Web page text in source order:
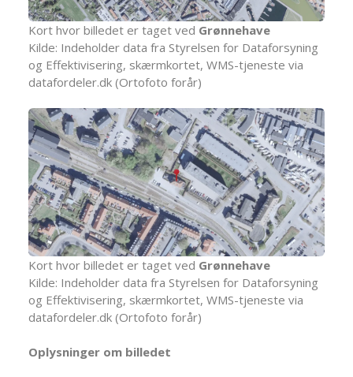
Kort hvor billedet er taget ved Grønnehave
Kilde: Indeholder data fra Styrelsen for Dataforsyning
og Effektivisering, skærmkortet, WMS-tjeneste via
datafordeler.dk (Ortofoto forår)
Kort hvor billedet er taget ved Grønnehave
Kilde: Indeholder data fra Styrelsen for Dataforsyning
og Effektivisering, skærmkortet, WMS-tjeneste via
datafordeler.dk (Ortofoto forår)
Oplysninger om billedet